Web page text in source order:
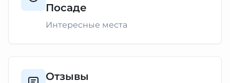
Посаде
Интересные места
Отзывы